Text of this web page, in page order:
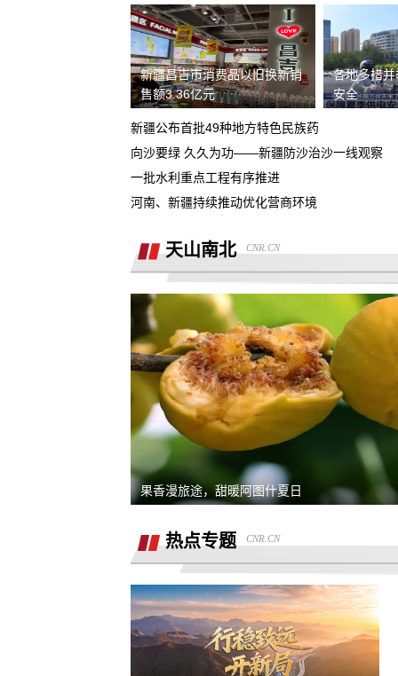
话费充值未到账，平台判商家退款，但
家不退款也联系不上。
游戏虚假宣传诱导消费，已经严重影响
人生活
4s店擅自操作导致汽车主机损坏导致需
全款购买吉利银河A7被售抵押车，车辆
被中信银行拖走，钱车两空，吉利总部
诿不作为
石家庄鹿泉区烂尾楼
退定金10000元
承诺兜底购置税，后续不兜底
熊猫净水器爆炸燃烧
退还诚意金
滴滴平台司机超时未出发，地域黑乘客
要求解除合同，退款，我还没有开始学
能借款，没用使用过其它会员权益，要
退款退
重庆智鑫沅汽车销售有限公司强买强卖
服务态度恶劣且拒绝退还定金
买车锁单前不预审，贷款批不过，强制
走租赁贷款
退还定金2000元
新疆昌吉市消费品以旧换新销
售额3.36亿元
各地多措
安全
新疆公布首批49种地方特色民族药
向沙要绿 久久为功——新疆防沙治沙一线观察
一批水利重点工程有序推进
河南、新疆持续推动优化营商环境
天山南北 CNR.CN
果香漫旅途，甜暖阿图什夏日
热点专题 CNR.CN